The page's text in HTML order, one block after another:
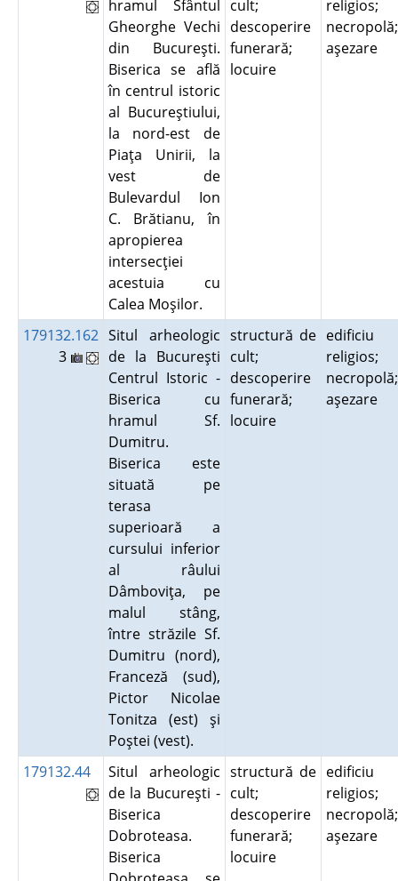
hramul Sfântul
Gheorghe Vechi
din Bucureşti.
Biserica se află
în centrul istoric
al Bucureştiului,
la nord-est de
Piaţa Unirii, la
vest de
Bulevardul Ion
C. Brătianu, în
apropierea
intersecţiei
acestuia cu
Calea Moşilor.
cult;
descoperire
funerară;
locuire
religios;
necropolă;
aşezare
179132.162
3
Situl arheologic
de la Bucureşti
Centrul Istoric -
Biserica cu
hramul Sf.
Dumitru.
Biserica este
situată pe
terasa
superioară a
cursului inferior
al râului
Dâmboviţa, pe
malul stâng,
între străzile Sf.
Dumitru (nord),
Franceză (sud),
Pictor Nicolae
Tonitza (est) şi
Poştei (vest).
structură de
cult;
descoperire
funerară;
locuire
edificiu
religios;
necropolă;
aşezare
179132.44
Situl arheologic
de la Bucureşti -
Biserica
Dobroteasa.
Biserica
structură de
cult;
descoperire
funerară;
locuire
edificiu
religios;
necropolă;
aşezare